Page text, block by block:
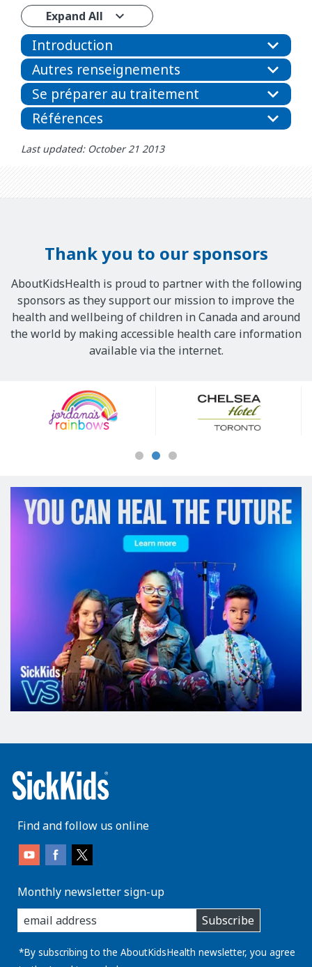
Expand All
Introduction
Autres renseignements
Se préparer au traitement
Références
Last updated: October 21 2013
Thank you to our sponsors
AboutKidsHealth is proud to partner with the following
sponsors as they support our mission to improve the
health and wellbeing of children in Canada and around
the world by making accessible health care information
available via the internet.
Sponsors
Find and follow us online
Monthly newsletter sign-up
enter
you
email
address:
Subscribe
*By subscribing to the AboutKidsHealth newsletter, you agree